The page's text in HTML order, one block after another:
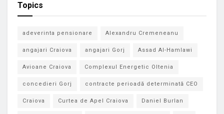
Topics
adeverinta pensionare Alexandru Cremeneanu
angajari Craiova angajari Gorj Assad Al-Hamlawi
Avioane Craiova Complexul Energetic Oltenia
concedieri Gorj contracte perioadă determinată CEO
Craiova Curtea de Apel Craiova Daniel Burlan